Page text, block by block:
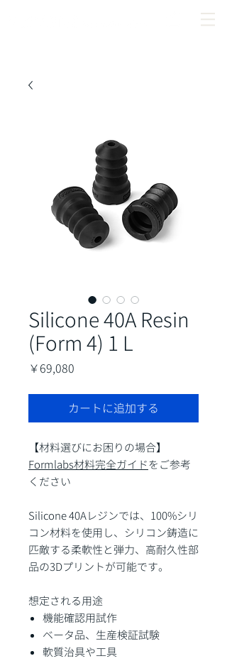
Silicone 40A Resin
(Form 4) 1 L
￥69,080
カートに追加する
【材料選びにお困りの場合】
Formlabs材料完全ガイドをご参考
ください
Silicone 40Aレジンでは、100%シリ
コン材料を使用し、シリコン鋳造に
匹敵する柔軟性と弾力、高耐久性部
品の3Dプリントが可能です。
想定される用途
機能確認用試作
ベータ品、生産検証試験
軟質治具や工具